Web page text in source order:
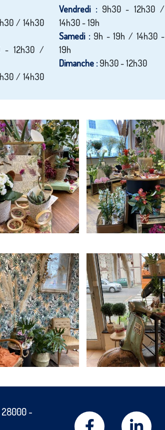
/ 14h30
- 12h30 /
/ 14h30
Vendredi : 9h30 - 12h30 /
14h30 - 19h
Samedi : 9h - 19h / 14h30 -
19h
Dimanche :9h30 - 12h30
28000-